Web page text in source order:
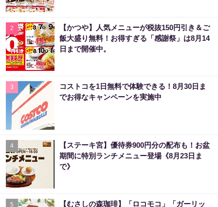
2
【かつや】人気メニューが税抜150円引き＆ご
飯大盛り無料！お得すぎる「感謝祭」は8月14
日まで開催中。
3
コストコを1日無料で体験できる！8月30日ま
でお得なキャンペーンを実施中
4
【ステーキ宮】優待券900円分の配布も！お盆
期間に特別ランチメニュー登場《8月23日ま
で》
5
【むさしの森珈琲】「ロコモコ」「ガーリッ